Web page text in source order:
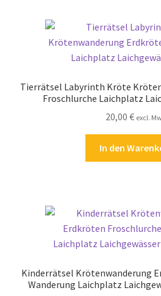
Kasse
Über Rätselkind
Versandarten
Tierrätsel Labyrinth Kröte
Froschlurche Laichplatz
20,00 € excl.
In den
Kinderrätsel Krötenwanderung
Wanderung Laichplatz